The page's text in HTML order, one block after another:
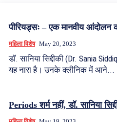
पीरियड्सः – एक मानवीय आंदोलन
महिला विशेष May 20, 2023
डॉ. सानिया सिद्दीकी (Dr. Sania
यह नारा है। उनके क्लीनिक में आने...
Periods शर्म नहीं, डॉ. सानिया